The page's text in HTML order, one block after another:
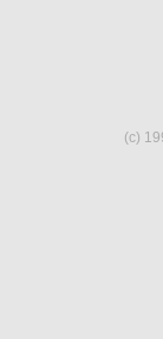
(c)